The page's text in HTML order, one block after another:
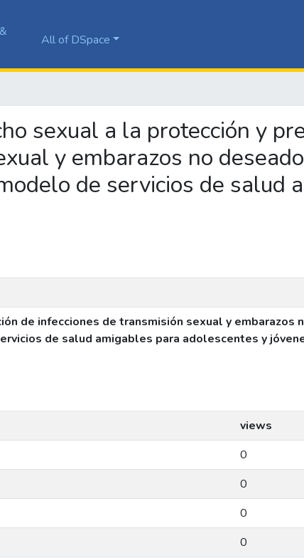
All of DSpace
sexual a la protección y
y embarazos no
de servicios de salud
de infecciones de transmisión sexual y embarazos
de salud amigables para adolescentes y
views
0
0
0
0